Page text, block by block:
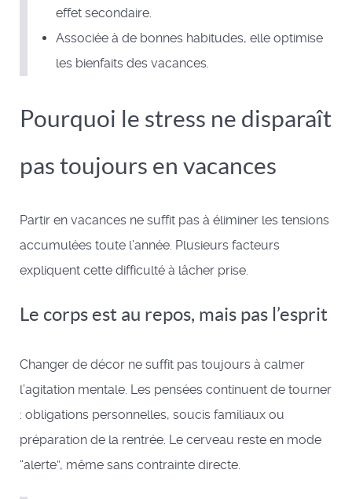
effet secondaire.
Associée à de bonnes habitudes, elle optimise
les bienfaits des vacances.
Pourquoi le stress ne disparaît
pas toujours en vacances
Partir en vacances ne suffit pas à éliminer les tensions
accumulées toute l’année. Plusieurs facteurs
expliquent cette difficulté à lâcher prise.
Le corps est au repos, mais pas l’esprit
Changer de décor ne suffit pas toujours à calmer
l’agitation mentale. Les pensées continuent de tourner
: obligations personnelles, soucis familiaux ou
préparation de la rentrée. Le cerveau reste en mode
“alerte”, même sans contrainte directe.